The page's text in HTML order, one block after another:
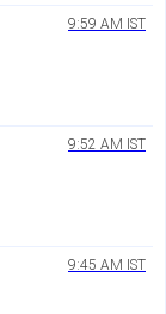
9:59 AM IST
9:52 AM IST
9:45 AM IST